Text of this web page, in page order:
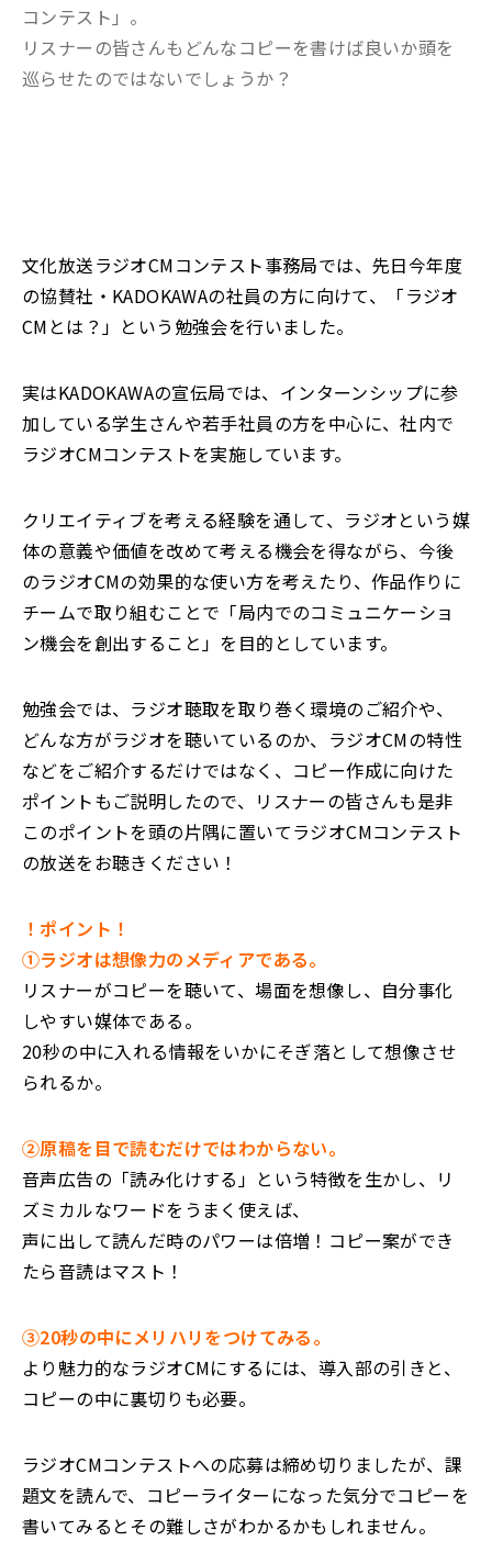
コンテスト」。
リスナーの皆さんもどんなコピーを書けば良いか頭を
巡らせたのではないでしょうか？
文化放送ラジオCMコンテスト事務局では、先日今年度
の協賛社・KADOKAWAの社員の方に向けて、「ラジオ
CMとは？」という勉強会を行いました。
実はKADOKAWAの宣伝局では、インターンシップに参
加している学生さんや若手社員の方を中心に、社内で
ラジオCMコンテストを実施しています。
クリエイティブを考える経験を通して、ラジオという媒
体の意義や価値を改めて考える機会を得ながら、今後
のラジオCMの効果的な使い方を考えたり、作品作りに
チームで取り組むことで「局内でのコミュニケーショ
ン機会を創出すること」を目的としています。
勉強会では、ラジオ聴取を取り巻く環境のご紹介や、
どんな方がラジオを聴いているのか、ラジオCMの特性
などをご紹介するだけではなく、コピー作成に向けた
ポイントもご説明したので、リスナーの皆さんも是非
このポイントを頭の片隅に置いてラジオCMコンテスト
の放送をお聴きください！
！ポイント！
①ラジオは想像力のメディアである。
リスナーがコピーを聴いて、場面を想像し、自分事化
しやすい媒体である。
20秒の中に入れる情報をいかにそぎ落として想像させ
られるか。
②原稿を目で読むだけではわからない。
音声広告の「読み化けする」という特徴を生かし、リ
ズミカルなワードをうまく使えば、
声に出して読んだ時のパワーは倍増！コピー案ができ
たら音読はマスト！
③20秒の中にメリハリをつけてみる。
より魅力的なラジオCMにするには、導入部の引きと、
コピーの中に裏切りも必要。
ラジオCMコンテストへの応募は締め切りましたが、課
題文を読んで、コピーライターになった気分でコピーを
書いてみるとその難しさがわかるかもしれません。